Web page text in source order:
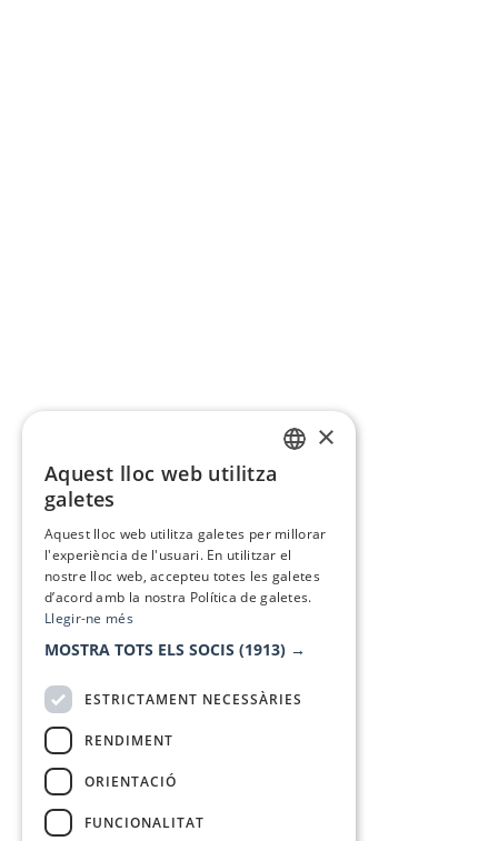
×
Aquest lloc web utilitza
galetes
Aquest lloc web utilitza galetes per millorar
l'experiència de l'usuari. En utilitzar el
nostre lloc web, accepteu totes les galetes
d’acord amb la nostra Política de galetes.
Llegir-ne més
MOSTRA TOTS ELS SOCIS (1913) →
ESTRICTAMENT NECESSÀRIES
RENDIMENT
ORIENTACIÓ
FUNCIONALITAT